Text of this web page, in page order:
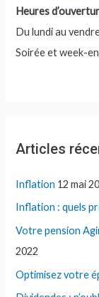
:
Heures
Du lundi au
Soirée et week-
Articles
Inflation 12 mai
Inflation : quels
Votre pension
2022
Optimisez votre